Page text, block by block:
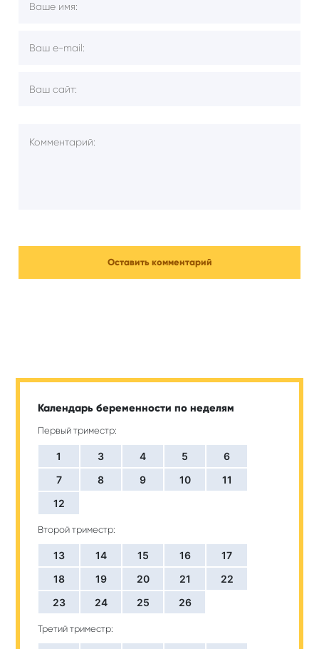
Календарь беременности по неделям
Первый триместр:
1 3 4 5
6
7
8 9 10
11
12
Второй триместр:
13 14 15 16
17
18
19 20 21
22
23
24 25 26
Третий триместр: